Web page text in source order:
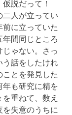
仮説だって！
人が立ってい
前に立っていた
年間同じところ
じゃない。さっ
う話をしたけれ
ことを発見した
年も研究に精を
重ねて、数え
失意のうちに